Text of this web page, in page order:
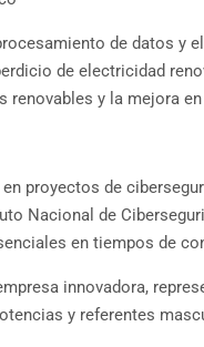
de datos y
de electricidad
renovables y la mejora
proyectos de
Nacional de
en tiempos de
innovadora,
y referentes